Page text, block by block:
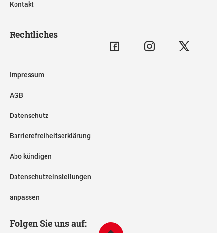
Kontakt
Rechtliches
Impressum
AGB
Datenschutz
Barrierefreiheitserklärung
Abo kündigen
Datenschutzeinstellungen
anpassen
Folgen Sie uns auf: